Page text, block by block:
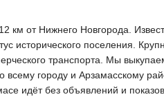
км от Нижнего Новгорода.
исторического поселения.
транспорта. Мы
городу и Арзамасскому
идёт без объявлений и